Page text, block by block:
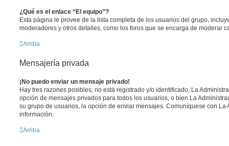
¿Qué es el enlace “El equipo”?
Esta página le provee de la lista completa de los usuarios del grupo,
moderadores y otros detalles, como los foros que se encarga de moderar
Arriba
Mensajería privada
¡No puedo enviar un mensaje privado!
Hay tres razones posibles; no está registrado y/o identificado, La
opción de mensajes privados para todos los usuarios, o bien La
su grupo de usuarios, la opción de enviar mensajes. Comuníquese con La
información.
Arriba